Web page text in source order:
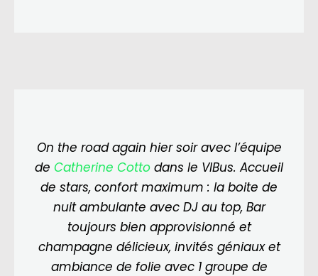
On the road again hier soir avec l’équipe
de Catherine Cotto dans le VIBus. Accueil
de stars, confort maximum : la boite de
nuit ambulante avec DJ au top, Bar
toujours bien approvisionné et
champagne délicieux, invités géniaux et
ambiance de folie avec 1 groupe de